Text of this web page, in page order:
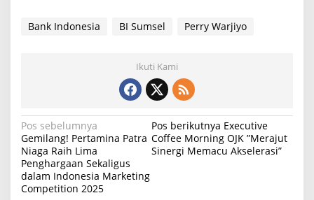
Bank Indonesia BI Sumsel Perry Warjiyo
Ikuti Kami
N
a
v
i
Pos sebelumnya
Gemilang! Pertamina Patra
Niaga Raih Lima
Penghargaan Sekaligus
dalam Indonesia Marketing
Competition 2025
Pos berikutnya Executive
Coffee Morning OJK ”Merajut
Sinergi Memacu Akselerasi”